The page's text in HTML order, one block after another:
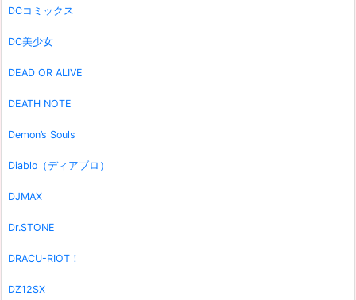
DCコミックス
DC美少女
DEAD OR ALIVE
DEATH NOTE
Demon’s Souls
Diablo（ディアブロ）
DJMAX
Dr.STONE
DRACU-RIOT！
DZ12SX